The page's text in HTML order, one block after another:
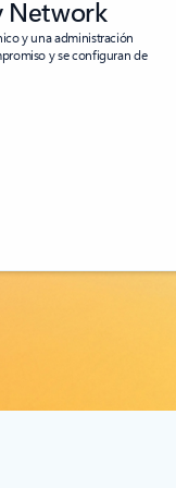
Network
y una administración
y se configuran de